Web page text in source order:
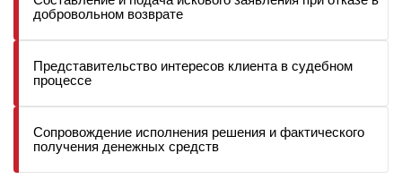
добровольном возврате
Представительство интересов клиента в судебном
процессе
Сопровождение исполнения решения и фактического
получения денежных средств